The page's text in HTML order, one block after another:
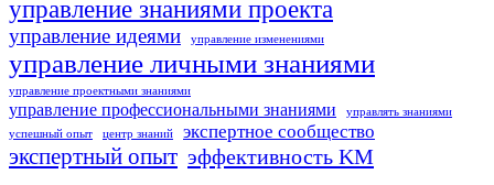
управление знаниями проекта
управление идеями управление изменениями
управление личными знаниями
управление проектными знаниями
управление профессиональными знаниями
управлять знаниями
успешный опыт
центр знаний экспертное сообщество
экспертный опыт эффективность KM